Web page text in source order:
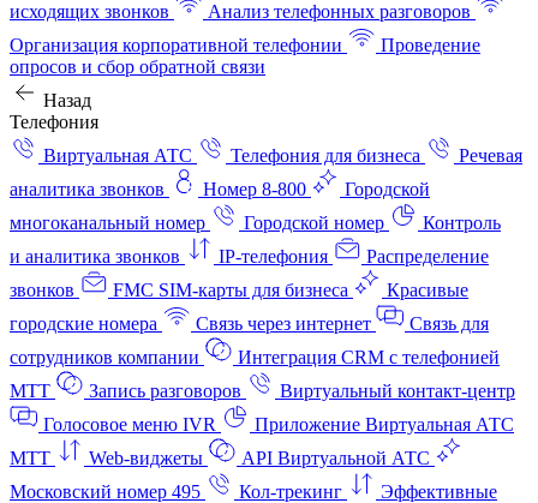
исходящих звонков
Анализ телефонных разговоров
Организация корпоративной телефонии
Проведение
опросов и сбор обратной связи
Назад
Телефония
Виртуальная АТС
Телефония для бизнеса
Речевая
аналитика звонков
Номер 8-800
Городской
многоканальный номер
Городской номер
Контроль
и аналитика звонков
IP-телефония
Распределение
звонков
FMC SIM-карты для бизнеса
Красивые
городские номера
Связь через интернет
Связь для
сотрудников компании
Интеграция CRM с телефонией
МТТ
Запись разговоров
Виртуальный контакт‑центр
Голосовое меню IVR
Приложение Виртуальная АТС
МТТ
Web-виджеты
API Виртуальной АТС
Московский номер 495
Кол-трекинг
Эффективные